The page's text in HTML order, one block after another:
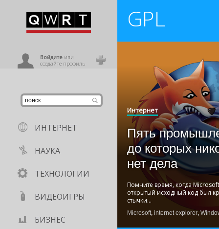
Войдитеили
создайте профиль
ИНТЕРНЕТ
НАУКА
ТЕХНОЛОГИИ
ВИДЕОИГРЫ
БИЗНЕС
GPL
Интернет
Пять
до которых
нет дела
Помните время, когда
открытый исходный код был
стычки...
Microsoft, internet explorer,